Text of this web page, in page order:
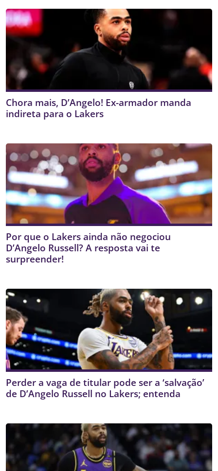
Chora mais, D’Angelo! Ex-armador manda
indireta para o Lakers
Por que o Lakers ainda não negociou
D’Angelo Russell? A resposta vai te
surpreender!
Perder a vaga de titular pode ser a ‘salvação’
de D’Angelo Russell no Lakers; entenda